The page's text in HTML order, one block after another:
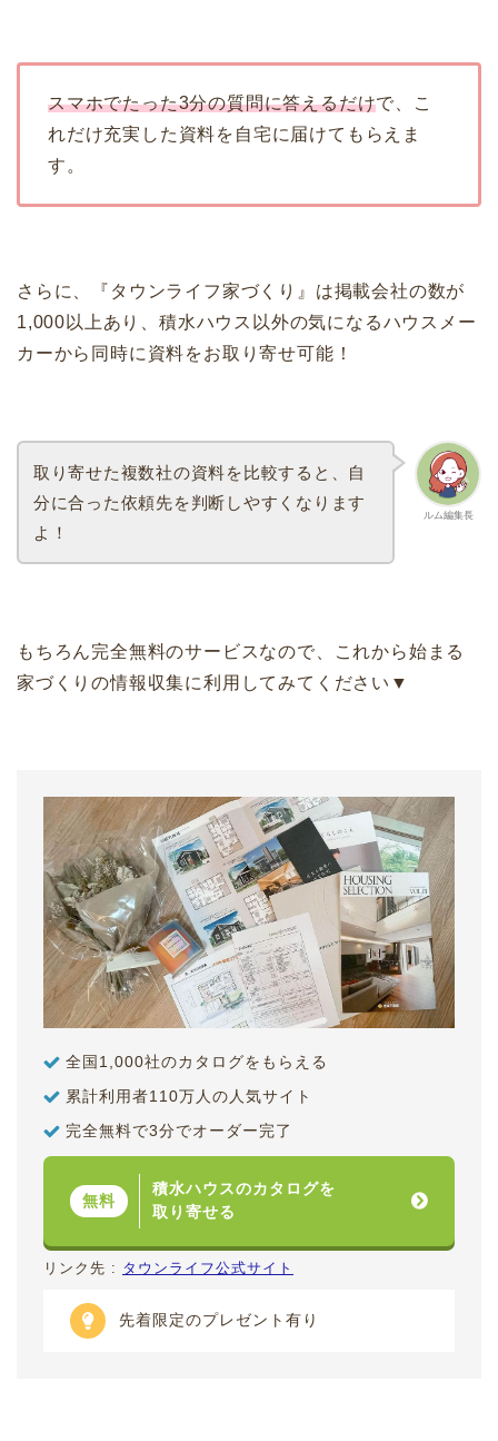
スマホでたった3分の質問に答えるだけで、こ
れだけ充実した資料を自宅に届けてもらえま
す。
さらに、『タウンライフ家づくり』は掲載会社の数が
1,000以上あり、積水ハウス以外の気になるハウスメー
カーから同時に資料をお取り寄せ可能！
ルム編集長
取り寄せた複数社の資料を比較すると、自
分に合った依頼先を判断しやすくなります
よ！
もちろん完全無料のサービスなので、これから始まる
家づくりの情報収集に利用してみてください▼
全国1,000社のカタログをもらえる
累計利用者110万人の人気サイト
完全無料で3分でオーダー完了
無料
積水ハウスのカタログを
取り寄せる
リンク先 : タウンライフ公式サイト
先着限定のプレゼント有り